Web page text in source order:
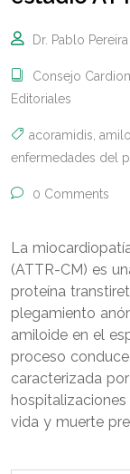
Dr. Pablo
Consejo
Editoriales
acoramidis
enfermedades del
0 Comments
La
(ATTR-CM) es
proteína
plegamiento
amiloide en el
proceso
caracterizada
vida y muerte